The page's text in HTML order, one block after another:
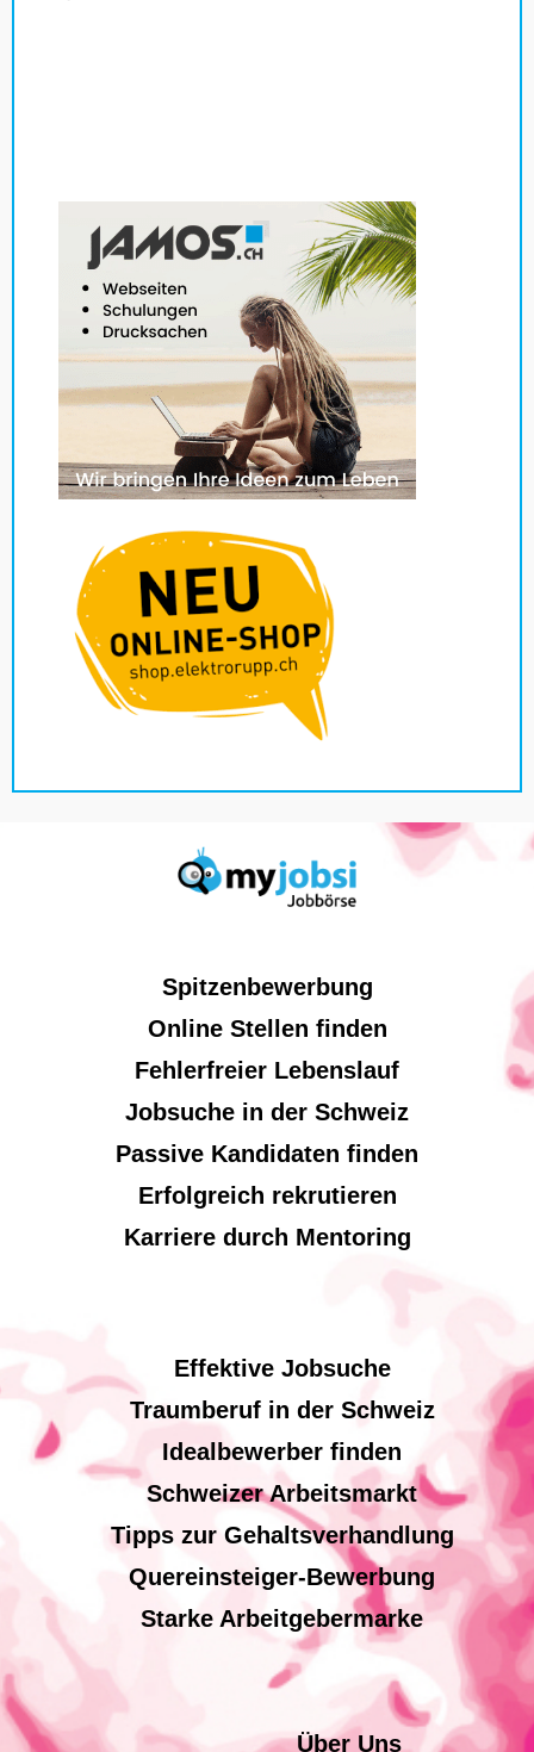
Spitzenbewerbung
Online Stellen finden
Fehlerfreier Lebenslauf
Jobsuche in der Schweiz
Passive Kandidaten finden
Erfolgreich rekrutieren
Karriere durch Mentoring
Effektive Jobsuche
Traumberuf in der Schweiz
Idealbewerber finden
Schweizer Arbeitsmarkt
Tipps zur Gehaltsverhandlung
Quereinsteiger-Bewerbung
Starke Arbeitgebermarke
Über Uns